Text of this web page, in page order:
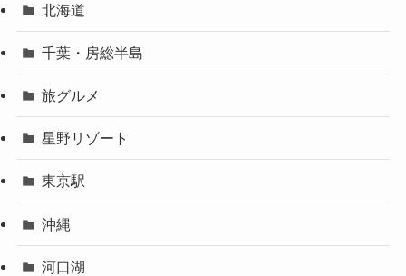
北海道
千葉・房総半島
旅グルメ
星野リゾート
東京駅
沖縄
河口湖